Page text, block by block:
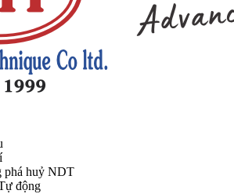
phá huỷ NDT
động